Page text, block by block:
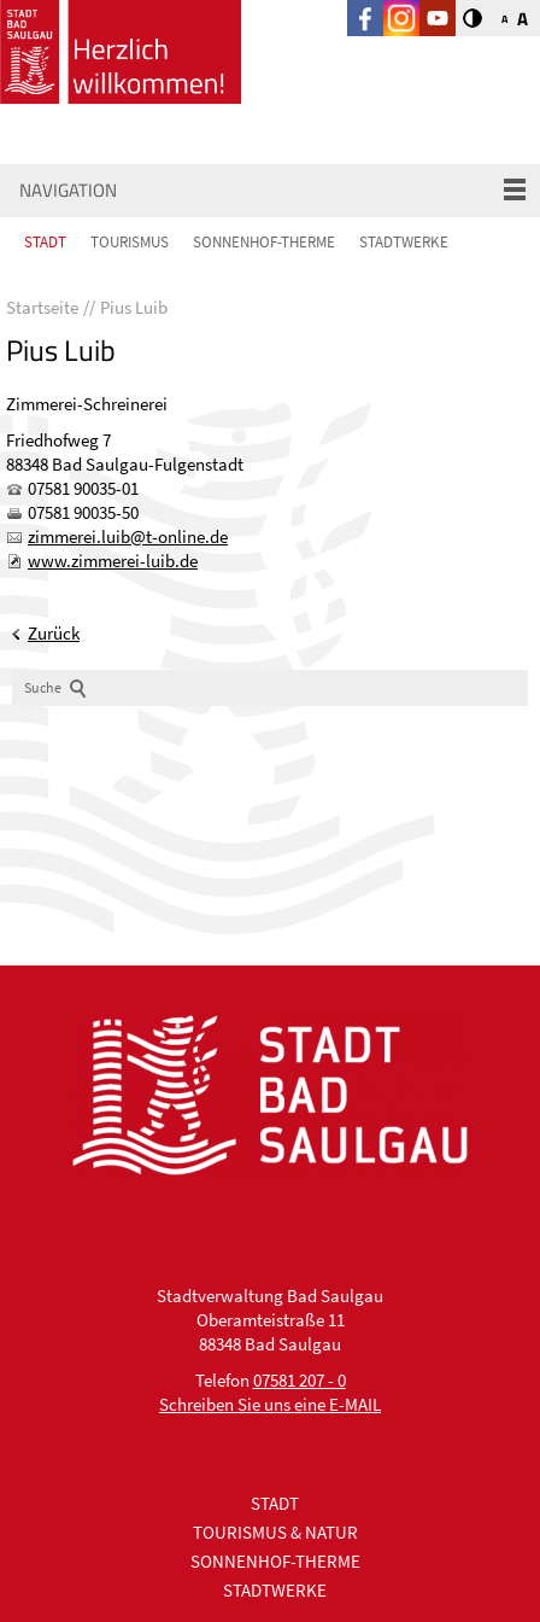
A A
NAVIGATION
STADT TOURISMUS SONNENHOF-THERME STADTWERKE
Startseite Pius Luib
Pius Luib
Zimmerei-Schreinerei
Friedhofweg 7
88348 Bad Saulgau-Fulgenstadt
07581 90035-01
07581 90035-50
z mm r l b t- nl n
d
www.zimmerei-luib.de
Zurück
Suche
Stadtverwaltung Bad Saulgau
Oberamteistraße 11
88348 Bad Saulgau
Telefon 07581 207 - 0
Schreiben Sie uns eine E-MAIL
STADT
TOURISMUS & NATUR
SONNENHOF-THERME
STADTWERKE